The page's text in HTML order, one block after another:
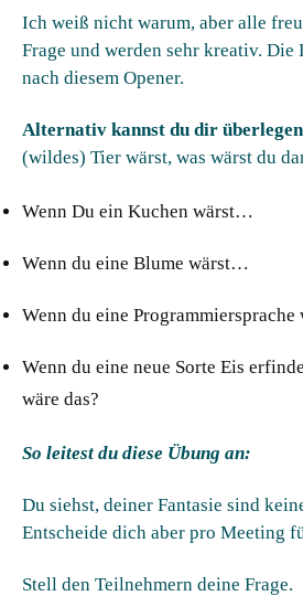
Ich weiß nicht warum, aber alle
Frage und werden sehr kreativ. Die
nach diesem Opener.
Alternativ kannst du dir
(wildes) Tier wärst, was wärst du
Wenn Du ein Kuchen wärst…
Wenn du eine Blume wärst…
Wenn du eine
Wenn du eine neue Sorte Eis
wäre das?
So leitest du diese Übung an:
Du siehst, deiner Fantasie sind
Entscheide dich aber pro Meeting
Stell den Teilnehmern deine Frage.